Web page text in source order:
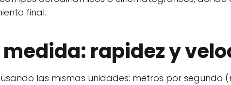
final.
rapidez y
las mismas unidades: metros por segundo